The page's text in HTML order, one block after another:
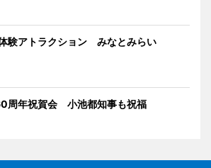
験アトラクション みなとみらい
周年祝賀会 小池都知事も祝福